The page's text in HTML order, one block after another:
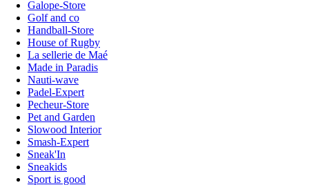
Galope-Store
Golf and co
Handball-Store
House of Rugby
La sellerie de Maé
Made in Paradis
Nauti-wave
Padel-Expert
Pecheur-Store
Pet and Garden
Slowood Interior
Smash-Expert
Sneak'In
Sneakids
Sport is good